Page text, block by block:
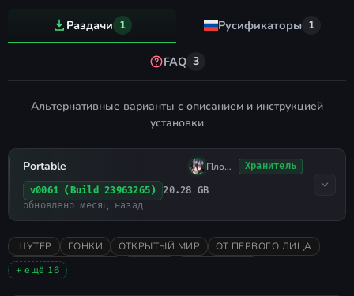
Версия перевода: от 9.06.2026.
Требуемая версия игры: любая
krakenfiles.com
wdfiles.ru
Установка русификатора
Поместите содержимое архива в
папку с игрой и запустите файл
Установить русификатор.exe . Для
Раздачи 1 Русификаторы 1
FAQ 3
Альтернативные варианты с описанием и инструкцией
установки
Portable Плохо СпалХранитель
v0061 (Build 23963265)
20.28 GB
обновлено месяц назад
ШУТЕР ГОНКИ ОТКРЫТЫЙ МИР
ОТ ПЕРВОГО ЛИЦА
ОТ ТРЕТЬЕГО ЛИЦА
+ ещё 16